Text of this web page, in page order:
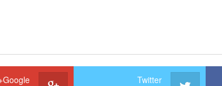
Twitter
Google+